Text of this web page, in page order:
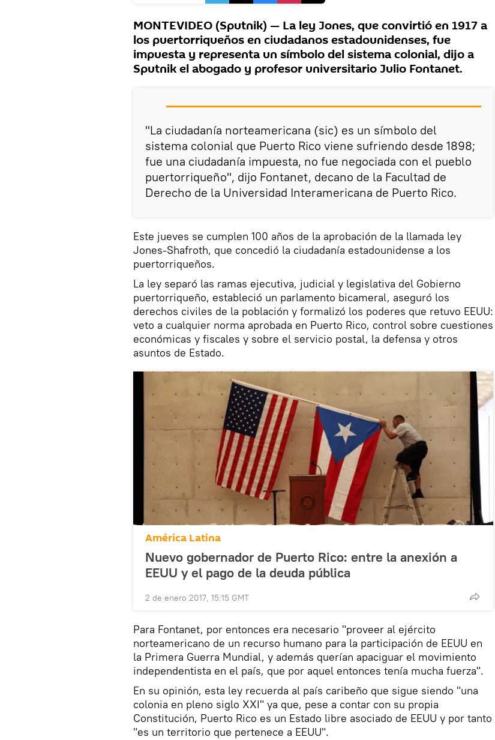
MONTEVIDEO (Sputnik) — La ley Jones, que convirtió en 1917 a
los puertorriqueños en ciudadanos estadounidenses, fue
impuesta y representa un símbolo del sistema colonial, dijo a
Sputnik el abogado y profesor universitario Julio Fontanet.
"La ciudadanía norteamericana (sic) es un símbolo del
sistema colonial que Puerto Rico viene sufriendo desde 1898;
fue una ciudadanía impuesta, no fue negociada con el pueblo
puertorriqueño", dijo Fontanet, decano de la Facultad de
Derecho de la Universidad Interamericana de Puerto Rico.
Este jueves se cumplen 100 años de la aprobación de la llamada ley
Jones-Shafroth, que concedió la ciudadanía estadounidense a los
puertorriqueños.
La ley separó las ramas ejecutiva, judicial y legislativa del Gobierno
puertorriqueño, estableció un parlamento bicameral, aseguró los
derechos civiles de la población y formalizó los poderes que retuvo EEUU:
veto a cualquier norma aprobada en Puerto Rico, control sobre cuestiones
económicas y fiscales y sobre el servicio postal, la defensa y otros
asuntos de Estado.
América Latina
Nuevo gobernador de Puerto Rico: entre la anexión a
EEUU y el pago de la deuda pública
2 de enero 2017, 15:15 GMT
Para Fontanet, por entonces era necesario "proveer al ejército
norteamericano de un recurso humano para la participación de EEUU en
la Primera Guerra Mundial, y además querían apaciguar el movimiento
independentista en el país, que por aquel entonces tenía mucha fuerza".
En su opinión, esta ley recuerda al país caribeño que sigue siendo "una
colonia en pleno siglo XXI" ya que, pese a contar con su propia
Constitución, Puerto Rico es un Estado libre asociado de EEUU y por tanto
"es un territorio que pertenece a EEUU".